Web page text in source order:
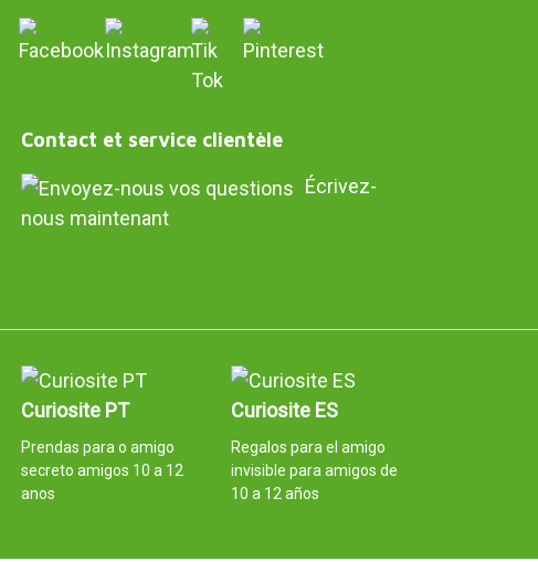
Contact et service clientèle
Écrivez-
nous maintenant
Curiosite PT
Prendas para o amigo
secreto amigos 10 a 12
anos
Curiosite ES
Regalos para el amigo
invisible para amigos de
10 a 12 años